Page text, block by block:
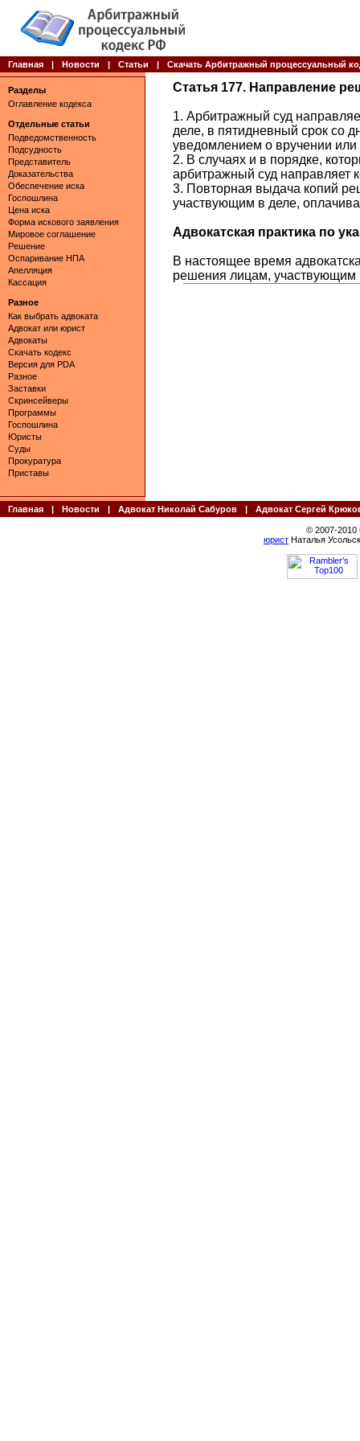
Главная | Новости | Статьи | Скачать Арбитражный процессуальный
Разделы
Оглавление кодекса
Отдельные статьи
Подведомственность
Подсудность
Представитель
Доказательства
Обеспечение иска
Госпошлина
Цена иска
Форма искового заявления
Мировое соглашение
Решение
Оспаривание НПА
Апелляция
Кассация
Разное
Как выбрать адвоката
Адвокат или юрист
Адвокаты
Скачать кодекс
Версия для PDA
Разное
Заставки
Скринсейверы
Программы
Госпошлина
Юристы
Суды
Прокуратура
Приставы
Статья 177. Направление
1. Арбитражный суд
деле, в пятидневный срок со
уведомлением о вручении или
2. В случаях и в порядке,
арбитражный суд
3. Повторная выдача копий
участвующим в деле,
Адвокатская практика по
В настоящее время
решения лицам, участвующим
Главная | Новости | Адвокат Николай Сабуров | Адвокат Сергей
© 2007-
юрист Наталья